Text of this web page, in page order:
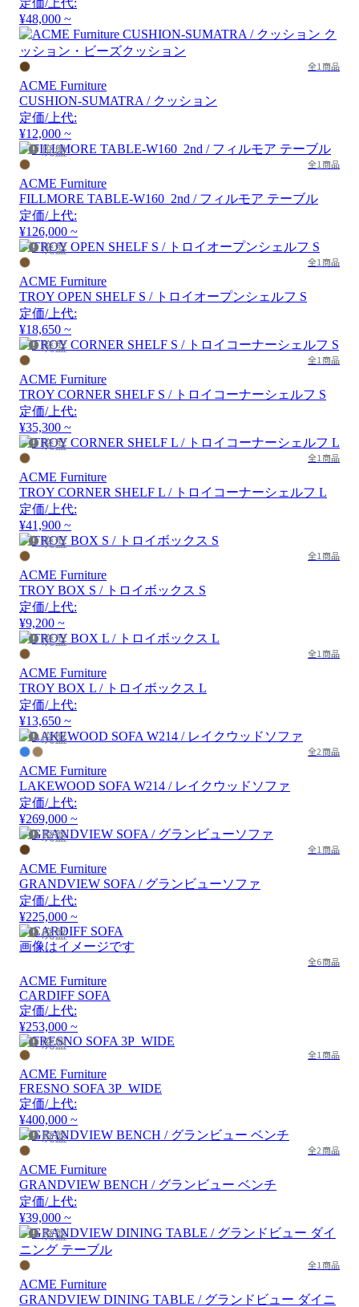
定価/上代:
¥48,000 ~
全1商品
ACME Furniture
CUSHION-SUMATRA / クッション
定価/上代:
¥12,000 ~
廃盤
全1商品
ACME Furniture
FILLMORE TABLE-W160_2nd / フィルモア テーブル
定価/上代:
¥126,000 ~
廃盤
全1商品
ACME Furniture
TROY OPEN SHELF S / トロイオープンシェルフ S
定価/上代:
¥18,650 ~
廃盤
全1商品
ACME Furniture
TROY CORNER SHELF S / トロイコーナーシェルフ S
定価/上代:
¥35,300 ~
廃盤
全1商品
ACME Furniture
TROY CORNER SHELF L / トロイコーナーシェルフ L
定価/上代:
¥41,900 ~
廃盤
全1商品
ACME Furniture
TROY BOX S / トロイボックス S
定価/上代:
¥9,200 ~
廃盤
全1商品
ACME Furniture
TROY BOX L / トロイボックス L
定価/上代:
¥13,650 ~
廃盤
全2商品
ACME Furniture
LAKEWOOD SOFA W214 / レイクウッドソファ
定価/上代:
¥269,000 ~
廃盤
全1商品
ACME Furniture
GRANDVIEW SOFA / グランビューソファ
定価/上代:
¥225,000 ~
廃盤
画像はイメージです
全6商品
ACME Furniture
CARDIFF SOFA
定価/上代:
¥253,000 ~
廃盤
全1商品
ACME Furniture
FRESNO SOFA 3P_WIDE
定価/上代:
¥400,000 ~
廃盤
全2商品
ACME Furniture
GRANDVIEW BENCH / グランビュー ベンチ
定価/上代:
¥39,000 ~
廃盤
全1商品
ACME Furniture
GRANDVIEW DINING TABLE / グランドビュー ダイニ